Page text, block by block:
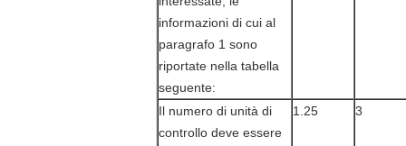
informazioni di cui al
paragrafo 1 sono
riportate nella tabella
seguente:
Il numero di unità di
controllo deve essere
1.25 3